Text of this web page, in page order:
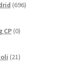
696izdelkov
CP 0izdelkov
21izdelkov